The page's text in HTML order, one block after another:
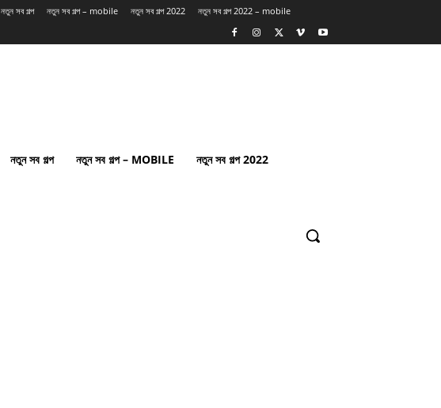
নতুন সব গল্প নতুন সব গল্প – mobile নতুন সব গল্প 2022 নতুন সব গল্প 2022 – mobile
নতুন সব গল্প নতুন সব গল্প – MOBILE নতুন সব গল্প 2022